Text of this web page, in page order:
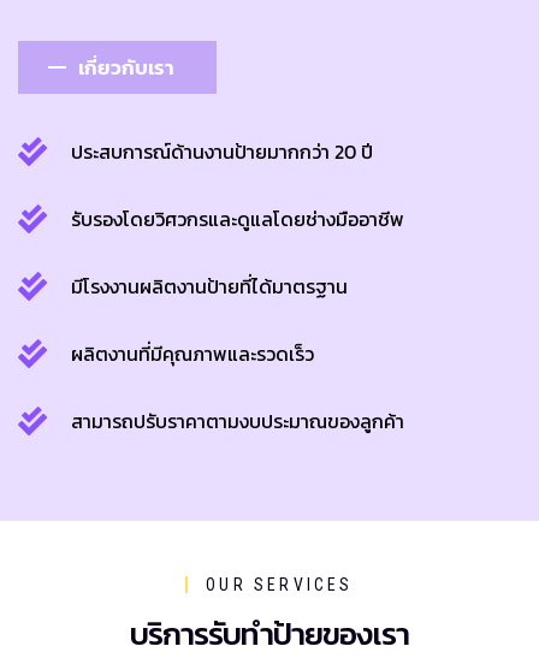
เกี่ยวกับเรา
ประสบการณ์ด้านงานป้ายมากกว่า 20 ปี
รับรองโดยวิศวกรและดูแลโดยช่างมืออาชีพ
มีโรงงานผลิตงานป้ายที่ได้มาตรฐาน
ผลิตงานที่มีคุณภาพและรวดเร็ว
สามารถปรับราคาตามงบประมาณของลูกค้า
OUR SERVICES
บริการรับทำป้ายของเรา